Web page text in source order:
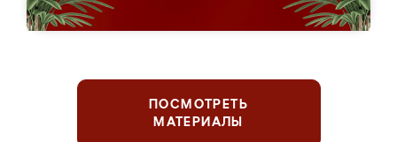
ПОСМОТРЕТЬ
МАТЕРИАЛЫ